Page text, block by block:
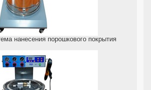
нанесения порошкового покрытия